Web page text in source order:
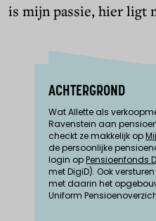
is mijn passie, hier
ACHTERGROND
Wat Allette als
Ravenstein aan
checkt ze makkelijk op
de persoonlijke
login opPensioenfonds
met DigiD). Ook
met daarin het
Uniform